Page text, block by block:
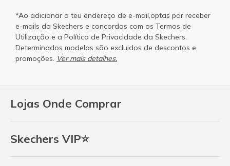
Lojas Onde Comprar
Skechers VIP⭐
*Ao adicionar o teu endereço de e-mail,optas por receber
e-mails da Skechers e concordas com os Termos de
Utilização e a Política de Privacidade da Skechers.
Determinados modelos são excluidos de descontos e
promoções. Ver mais detalhes.